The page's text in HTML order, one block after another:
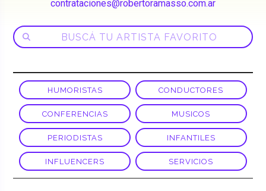
contrataciones@robertoramasso.com.ar
HUMORISTAS CONDUCTORES
CONFERENCIAS MUSICOS
PERIODISTAS INFANTILES
INFLUENCERS SERVICIOS